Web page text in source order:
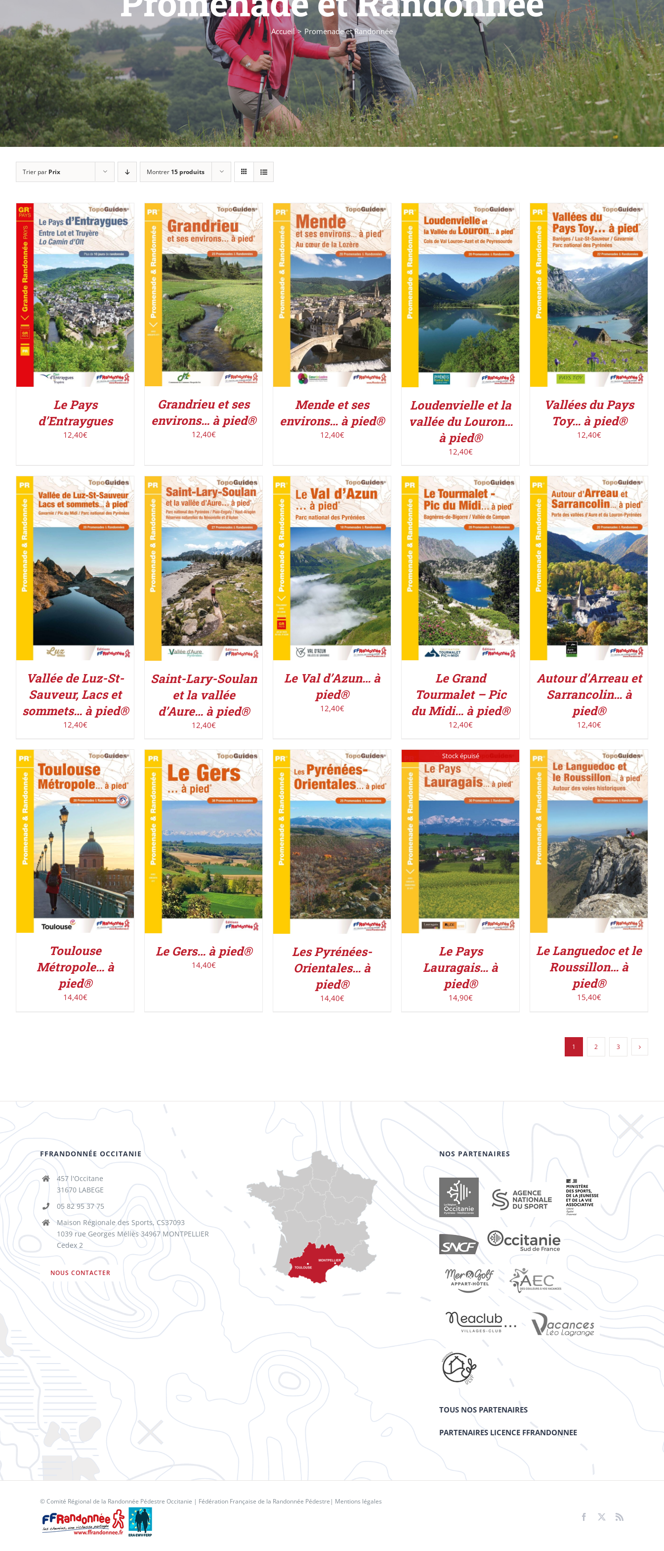
Accueil Promenade et Randonnée
Trier par Prix Montrer 15 produits
ACHETER LE PRODUIT
/
DÉTAILS
Le Pays
d’Entraygues
12,40€
ACHETER LE PRODUIT
/
DÉTAILS
Grandrieu et ses
environs… à pied®
12,40€
ACHETER LE PRODUIT
/
DÉTAILS
Mende et ses
environs… à pied®
12,40€
ACHETER LE PRODUIT
/
DÉTAILS
Loudenvielle et la
vallée du Louron…
à pied®
12,40€
ACHETER LE PRODUIT
/
DÉTAILS
Vallées du Pays
Toy… à pied®
12,40€
ACHETER LE PRODUIT
DÉTAILS
Vallée de Luz-St-
Sauveur, Lacs et
sommets… à pied®
12,40€
ACHETER LE PRODUIT
/
DÉTAILS
Saint-Lary-Soulan
et la vallée
d’Aure… à pied®
12,40€
ACHETER LE PRODUIT
/
DÉTAILS
Le Val d’Azun… à
pied®
12,40€
ACHETER LE PRODUIT
/
DÉTAILS
Le Grand
Tourmalet – Pic
du Midi… à pied®
12,40€
ACHETER LE PRODUIT
/
DÉTAILS
Autour d’Arreau et
Sarrancolin… à
pied®
12,40€
ACHETER LE PRODUIT
/
DÉTAILS
Toulouse
Métropole… à
pied®
14,40€
AJOUTER AU PANIER
/
DÉTAILS
Le Gers… à pied®
14,40€
AJOUTER AU PANIER
/
DÉTAILS
Les Pyrénées-
Orientales… à
pied®
14,40€
Stock épuisé
DÉTAILS
Le Pays
Lauragais… à
pied®
14,90€
ACHETER LE PRODUIT
/
DÉTAILS
Le Languedoc et le
Roussillon… à
pied®
15,40€
1 2 3
FFRANDONNÉE OCCITANIE
457 l'Occitane
31670 LABEGE
05 82 95 37 75
Maison Régionale des Sports, CS37093
1039 rue Georges Méliès 34967 MONTPELLIER
Cedex 2
NOUS CONTACTER
NOS PARTENAIRES
TOUS NOS PARTENAIRES
PARTENAIRES LICENCE FFRANDONNEE
© Comité Régional de la Randonnée Pédestre Occitanie | Fédération Française de la Randonnée Pédestre | Mentions légales
Facebook